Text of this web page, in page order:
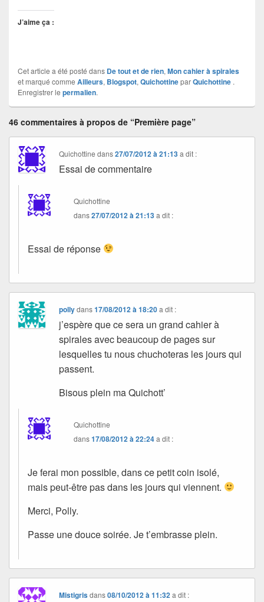
J’aime ça :
Cet article a été posté dans De tout et de rien, Mon cahier à spirales
et marqué comme Ailleurs, Blogspot, QuichottineparQuichottine .
Enregistrer le permalien.
46 commentaires à propos de “Première page”
Quichottine dans27/07/2012 à 21:13 a dit :
Essai de commentaire
Quichottine
dans27/07/2012 à 21:13a dit :
Essai de réponse
pollydans17/08/2012 à 18:20 a dit :
j’espère que ce sera un grand cahier à
spirales avec beaucoup de pages sur
lesquelles tu nous chuchoteras les jours qui
passent.
Bisous plein ma Quichott’
Quichottine
dans17/08/2012 à 22:24a dit :
Je ferai mon possible, dans ce petit coin isolé,
mais peut-être pas dans les jours qui viennent.
Merci, Polly.
Passe une douce soirée. Je t’embrasse plein.
Mistigrisdans08/10/2012 à 11:32 a dit :